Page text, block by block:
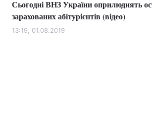
Сьогодні ВНЗ України оприлюднять
зарахованих абітурієнтів (відео)
13:19, 01.08.2019